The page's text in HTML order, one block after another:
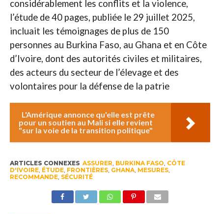
considérablement les conflits et la violence,
l’étude de 40 pages, publiée le 29 juillet 2025,
incluait les témoignages de plus de 150
personnes au Burkina Faso, au Ghana et en Côte
d’Ivoire, dont des autorités civiles et militaires,
des acteurs du secteur de l’élevage et des
volontaires pour la défense de la patrie
L'Amérique annonce qu'elle est prête
pour un soutien au Mali si elle revient
"sur la voie de la transition politique"
ARTICLES CONNEXES ASSURER, BURKINA FASO, CÔTE
D'IVOIRE, ÉTUDE, FRONTIÈRES, GHANA, MESURES,
RECOMMANDE, SÉCURITÉ